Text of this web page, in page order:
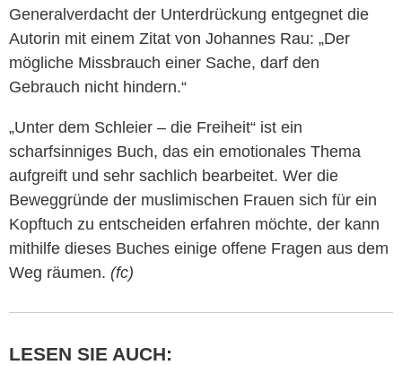
Generalverdacht der Unterdrückung entgegnet die
Autorin mit einem Zitat von Johannes Rau: „Der
mögliche Missbrauch einer Sache, darf den
Gebrauch nicht hindern.“
„Unter dem Schleier – die Freiheit“ ist ein
scharfsinniges Buch, das ein emotionales Thema
aufgreift und sehr sachlich bearbeitet. Wer die
Beweggründe der muslimischen Frauen sich für ein
Kopftuch zu entscheiden erfahren möchte, der kann
mithilfe dieses Buches einige offene Fragen aus dem
Weg räumen. (fc)
LESEN SIE AUCH: